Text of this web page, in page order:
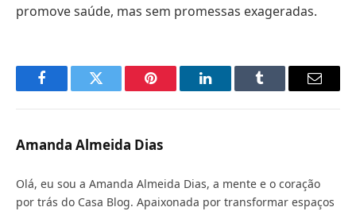
promove saúde, mas sem promessas exageradas.
FacebookTwitter Pinterest LinkedInTumblr Email
Amanda Almeida Dias
Olá, eu sou a Amanda Almeida Dias, a mente e o coração
por trás do Casa Blog. Apaixonada por transformar espaços